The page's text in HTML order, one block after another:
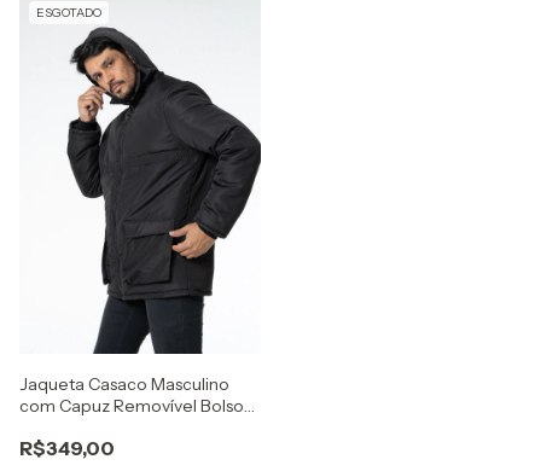
ESGOTADO
Jaqueta Casaco Masculino
com Capuz Removível Bolso
R$349,00